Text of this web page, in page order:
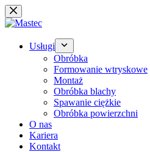
Przejdź
do
Usługi
Obróbka
Formowanie wtryskowe
Montaż
Obróbka blachy
Spawanie ciężkie
Obróbka powierzchni
O nas
Kariera
Kontakt